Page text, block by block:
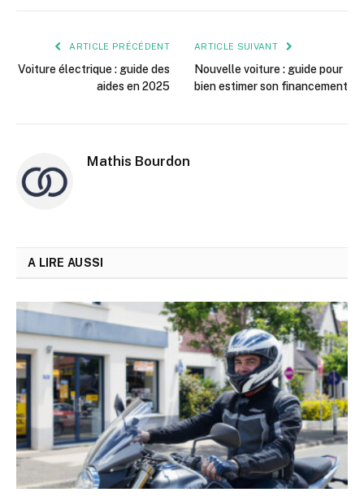
ARTICLE PRÉCÉDENT
Voiture électrique : guide des
aides en 2025
ARTICLE SUIVANT
Nouvelle voiture : guide pour
bien estimer son financement
Mathis Bourdon
A LIRE AUSSI